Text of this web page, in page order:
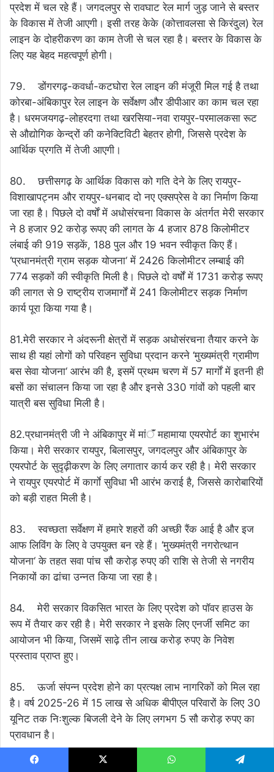
प्रदेश में चल रहे हैं। जगदलपुर से रावघाट रेल मार्ग जुड़ जाने से बस्तर
के विकास में तेजी आएगी। इसी तरह केके (कोत्तावलसा से किरंदुल) रेल
लाइन के दोहरीकरण का काम तेजी से चल रहा है। बस्तर के विकास के
लिए यह बेहद महत्वपूर्ण होगी।
79. डोंगरगढ़-कवर्धा-कटघोरा रेल लाइन की मंजूरी मिल गई है तथा
कोरबा-अंबिकापुर रेल लाइन के सर्वेक्षण और डीपीआर का काम चल रहा
है। धरमजयगढ़-लोहरदगा तथा खरसिया-नवा रायपुर-परमालकसा रूट
से औद्योगिक केन्द्रों की कनेक्टिविटी बेहतर होगी, जिससे प्रदेश के
आर्थिक प्रगति में तेजी आएगी।
80. छत्तीसगढ़ के आर्थिक विकास को गति देने के लिए रायपुर-
विशाखापट्नम और रायपुर-धनबाद दो नए एक्सप्रेस वे का निर्माण किया
जा रहा है। पिछले दो वर्षाें में अधोसंरचना विकास के अंतर्गत मेरी सरकार
ने 8 हजार 92 करोड़ रूपए की लागत के 4 हजार 878 किलोमीटर
लंबाई की 919 सड़कें, 188 पुल और 19 भवन स्वीकृत किए हैं।
‘प्रधानमंत्री ग्राम सड़क योजना‘ में 2426 किलोमीटर लम्बाई की
774 सड़कों की स्वीकृति मिली है। पिछले दो वर्षों में 1731 करोड़ रूपए
की लागत से 9 राष्ट्रीय राजमार्गों में 241 किलोमीटर सड़क निर्माण
कार्य पूरा किया गया है।
81.मेरी सरकार ने अंदरूनी क्षेत्रों में सड़क अधोसंरचना तैयार करने के
साथ ही यहां लोगों को परिवहन सुविधा प्रदान करने ‘मुख्यमंत्री ग्रामीण
बस सेवा योजना‘ आरंभ की है, इसमें प्रथम चरण में 57 मार्गाें में इतनी ही
बसों का संचालन किया जा रहा है और इनसे 330 गांवों को पहली बार
यात्री बस सुविधा मिली है।
82.प्रधानमंत्री जी ने अंबिकापुर में मांॅं महामाया एयरपोर्ट का शुभारंभ
किया। मेरी सरकार रायपुर, बिलासपुर, जगदलपुर और अंबिकापुर के
एयरपोर्ट के सुदृढ़ीकरण के लिए लगातार कार्य कर रही है। मेरी सरकार
ने रायपुर एयरपोर्ट में कार्गाे सुविधा भी आरंभ कराई है, जिससे कारोबारियों
को बड़ी राहत मिली है।
83. स्वच्छता सर्वेक्षण में हमारे शहरों की अच्छी रैंक आई है और इज
आफ लिविंग के लिए वे उपयुक्त बन रहे हैं। ‘मुख्यमंत्री नगरोत्थान
योजना‘ के तहत सवा पांच सौ करोड़ रुपए की राशि से तेजी से नगरीय
निकायों का ढांचा उन्नत किया जा रहा है।
84. मेरी सरकार विकसित भारत के लिए प्रदेश को पॉवर हाउस के
रूप में तैयार कर रही है। मेरी सरकार ने इसके लिए एनर्जी समिट का
आयोजन भी किया, जिसमें साढ़े तीन लाख करोड़ रुपए के निवेश
प्रस्ताव प्राप्त हुए।
85. ऊर्जा संपन्न प्रदेश होने का प्रत्यक्ष लाभ नागरिकों को मिल रहा
है। वर्ष 2025-26 में 15 लाख से अधिक बीपीएल परिवारों के लिए 30
यूनिट तक निःशुल्क बिजली देने के लिए लगभग 5 सौ करोड़ रुपए का
प्रावधान है।
86. ‘प्रधानमंत्री सूर्यघर मुफ्त बिजली योजना‘ का लाभ प्रदेश के